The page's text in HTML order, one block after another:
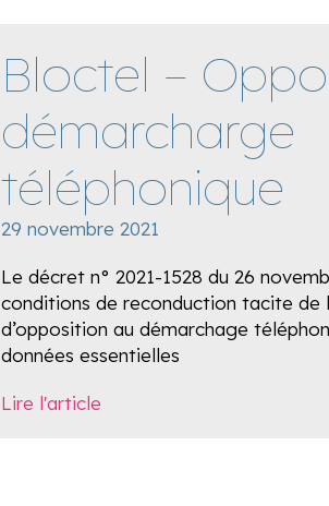
Bloctel –
démarcharge
téléphonique
29 novembre 2021
Le décret n° 2021-1528 du 26
conditions de reconduction tacite de
d’opposition au démarchage
données essentielles
Lire l'article